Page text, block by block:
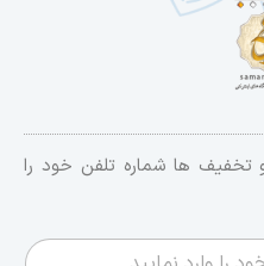
و تخفیف ها شماره تلفن خود را